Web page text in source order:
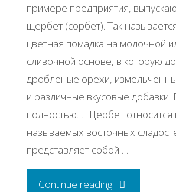
примере предприятия,
щербет (сорбет). Так
цветная помадка на молочной
сливочной основе, в которую
дробленые орехи,
и различные вкусовые добавки.
полностью… Щербет относится
называемых восточных
представляет собой …
Continue reading"Бизнес-